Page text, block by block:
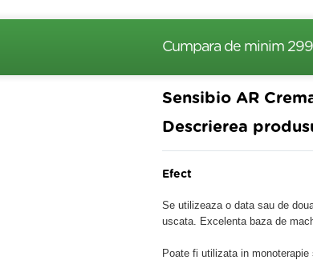
Cumpara de minim
Sensibio AR
Descrierea
Efect
Se utilizeaza o data sau de
uscata. Excelenta baza de
Poate fi utilizata in